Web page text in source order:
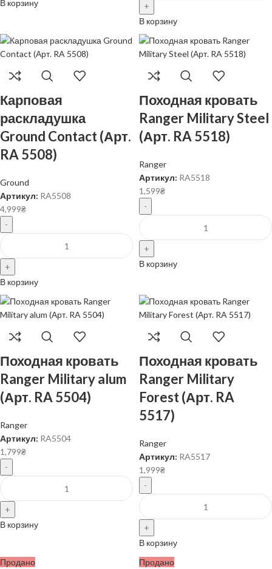
В корзину
В корзину
Карповая
раскладушка
Ground Contact (Арт.
RA 5508)
Ground
Артикул: RA5508
4,999₴
В корзину
Походная кровать
Ranger Military Steel
(Арт. RA 5518)
Ranger
Артикул: RA5518
1,599₴
В корзину
Походная кровать
Ranger Military alum
(Арт. RA 5504)
Ranger
Артикул: RA5504
1,799₴
В корзину
Походная кровать
Ranger Military
Forest (Арт. RA
5517)
Ranger
Артикул: RA5517
1,999₴
В корзину
Продано
Продано